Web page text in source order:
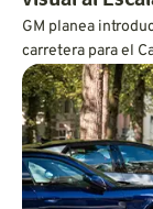
GM planea
carretera para el
explica por qué
requiere el uso de
superpuestos,
procesamiento
exhaustivo en las